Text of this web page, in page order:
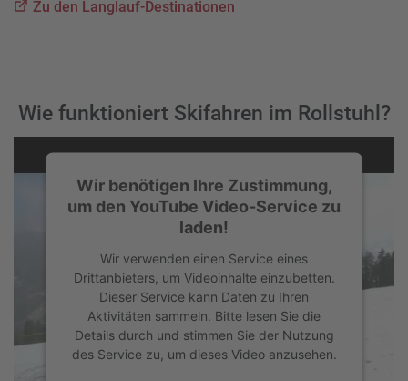
Zu den Langlauf-Destinationen
Wie funktioniert Skifahren im Rollstuhl?
Wir benötigen Ihre Zustimmung,
um den YouTube Video-Service zu
laden!
Wir verwenden einen Service eines
Drittanbieters, um Videoinhalte einzubetten.
Dieser Service kann Daten zu Ihren
Aktivitäten sammeln. Bitte lesen Sie die
Details durch und stimmen Sie der Nutzung
des Service zu, um dieses Video anzusehen.